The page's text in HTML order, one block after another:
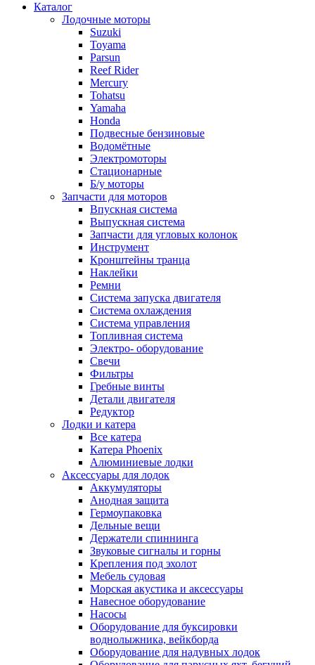
Каталог
Лодочные моторы
Suzuki
Toyama
Parsun
Reef Rider
Mercury
Tohatsu
Yamaha
Honda
Подвесные бензиновые
Водомётные
Электромоторы
Стационарные
Б/у моторы
Запчасти для моторов
Впускная система
Выпускная система
Запчасти для угловых колонок
Инструмент
Кронштейны транца
Наклейки
Ремни
Система запуска двигателя
Система охлаждения
Система управления
Топливная система
Электро- оборудование
Свечи
Фильтры
Гребные винты
Детали двигателя
Редуктор
Лодки и катера
Все катера
Катера Phoenix
Алюминиевые лодки
Аксессуары для лодок
Аккумуляторы
Анодная защита
Гермоупаковка
Дельные вещи
Держатели спиннинга
Звуковые сигналы и горны
Крепления под эхолот
Мебель судовая
Морская акустика и аксессуары
Навесное оборудование
Насосы
Оборудование для буксировки
воднолыжника, вейкборда
Оборудование для надувных лодок